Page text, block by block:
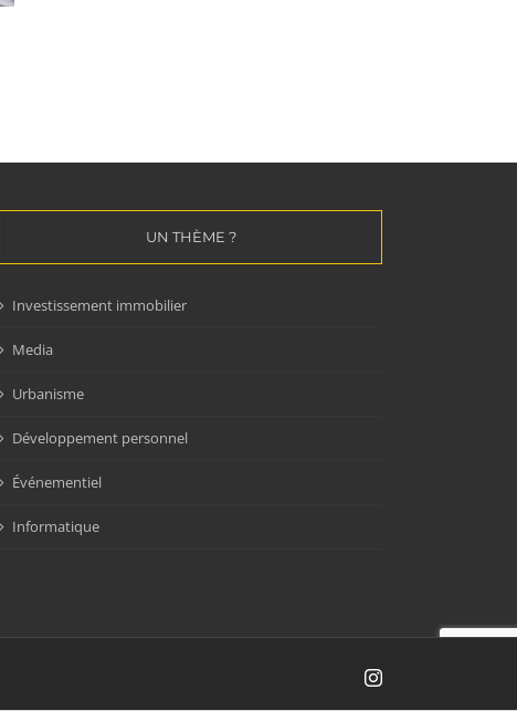
UN THÈME ?
Investissement immobilier
Media
Urbanisme
Développement personnel
Événementiel
Informatique
Instagram